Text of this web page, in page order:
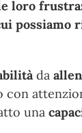
loro
da
una